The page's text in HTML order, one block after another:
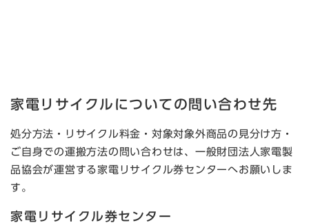
家電リサイクルについての問い合わせ先
処分方法・リサイクル料金・対象対象外商品の見分け方・
ご自身での運搬方法の問い合わせは、一般財団法人家電製
品協会が運営する家電リサイクル券センターへお願いしま
す。
家電リサイクル券センター